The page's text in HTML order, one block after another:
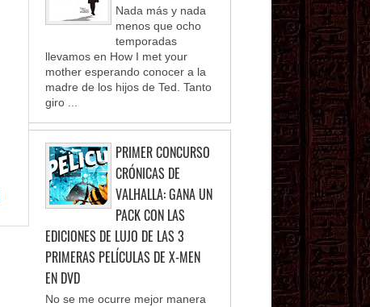
Nada más y nada
menos que ocho
temporadas
llevamos en How I met your
mother esperando conocer a la
madre de los hijos de Ted. Tanto
giro ...
PRIMER CONCURSO
CRÓNICAS DE
VALHALLA: GANA UN
PACK CON LAS
EDICIONES DE LUJO DE LAS 3
PRIMERAS PELÍCULAS DE X-MEN
EN DVD
No se me ocurre mejor manera